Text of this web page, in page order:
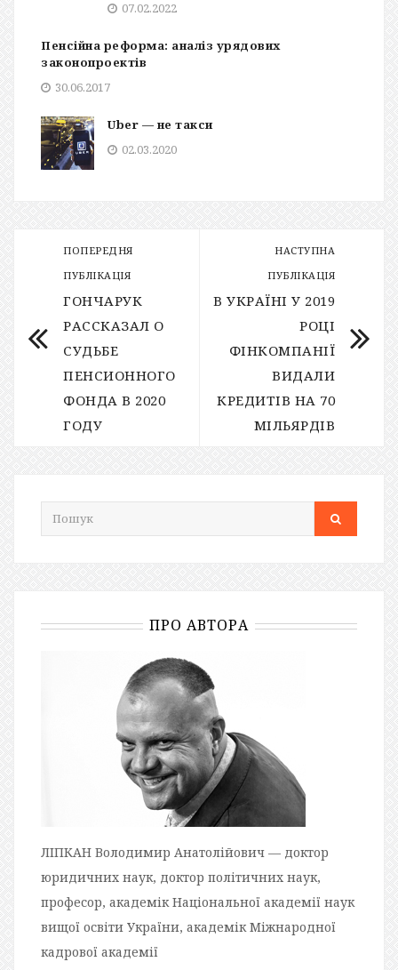
07.02.2022
Пенсійна реформа: аналіз урядових
законопроектів
30.06.2017
Uber — не такси
02.03.2020
ПОПЕРЕДНЯ
ПУБЛІКАЦІЯ
ГОНЧАРУК
РАССКАЗАЛ О
СУДЬБЕ
ПЕНСИОННОГО
ФОНДА В 2020
ГОДУ
НАСТУПНА
ПУБЛІКАЦІЯ
В УКРАЇНІ У 2019
РОЦІ
ФІНКОМПАНІЇ
ВИДАЛИ
КРЕДИТІВ НА 70
МІЛЬЯРДІВ
ПРО АВТОРА
ЛІПКАН Володимир Анатолійович — доктор
юридичних наук, доктор політичних наук,
професор, академік Національної академії наук
вищої освіти України, академік Міжнародної
кадрової академії